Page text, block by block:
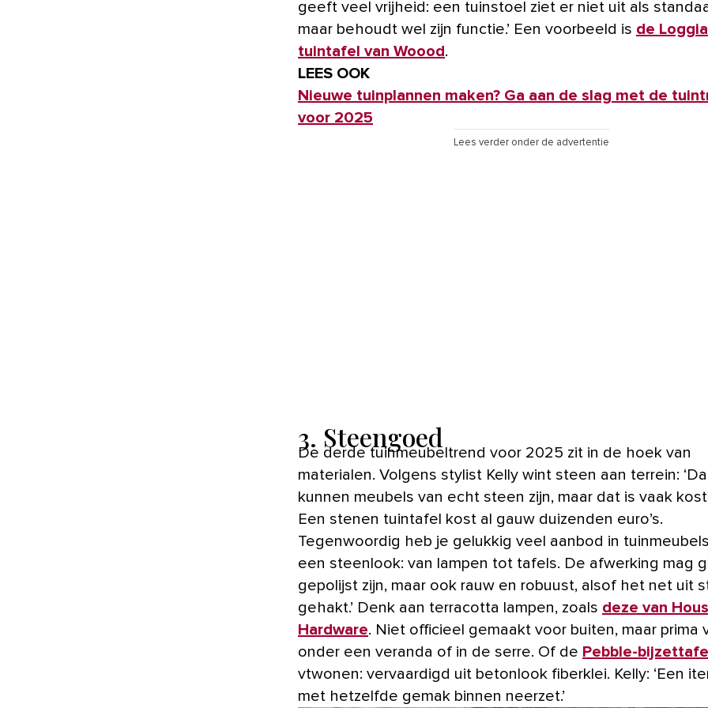
geeft veel vrijheid: een tuinstoel ziet er niet uit als
maar behoudt wel zijn functie.’ Een voorbeeld is de Loggia
tuintafel van Woood .
LEES OOK
Nieuwe tuinplannen maken? Ga aan de slag met de
voor 2025
Lees verder onder de advertentie
3. Steengoed
De derde tuinmeubeltrend voor 2025 zit in de hoek van
materialen. Volgens stylist Kelly wint steen aan terrein:
kunnen meubels van echt steen zijn, maar dat is vaak
Een stenen tuintafel kost al gauw duizenden euro’s.
Tegenwoordig heb je gelukkig veel aanbod in
een steenlook: van lampen tot tafels. De afwerking mag
gepolijst zijn, maar ook rauw en robuust, alsof het net uit
gehakt.’ Denk aan terracotta lampen, zoals deze van
Hardware. Niet officieel gemaakt voor buiten, maar prima
onder een veranda of in de serre. Of de Pebble-bijzettafel
vtwonen: vervaardigd uit betonlook fiberklei. Kelly: ‘Een
met hetzelfde gemak binnen neerzet.’